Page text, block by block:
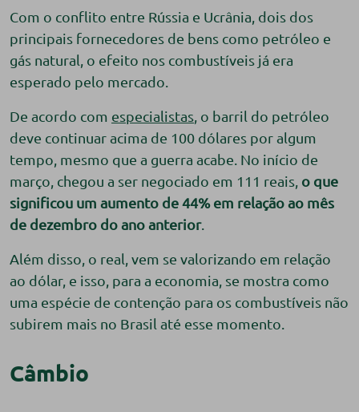
Com o conflito entre Rússia e Ucrânia, dois dos
principais fornecedores de bens como petróleo e
gás natural, o efeito nos combustíveis já era
esperado pelo mercado.
De acordo com especialistas , o barril do petróleo
deve continuar acima de 100 dólares por algum
tempo, mesmo que a guerra acabe. No início de
março, chegou a ser negociado em 111 reais, o que
significou um aumento de 44% em relação ao mês
de dezembro do ano anterior.
Além disso, o real, vem se valorizando em relação
ao dólar, e isso, para a economia, se mostra como
uma espécie de contenção para os combustíveis não
subirem mais no Brasil até esse momento.
Câmbio